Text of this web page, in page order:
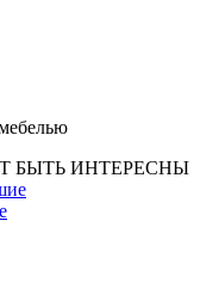
БЫТЬ ИНТЕРЕСНЫ